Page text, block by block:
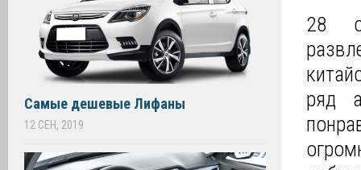
28
ряд
Самые дешевые Лифаны
12 СЕН, 2019